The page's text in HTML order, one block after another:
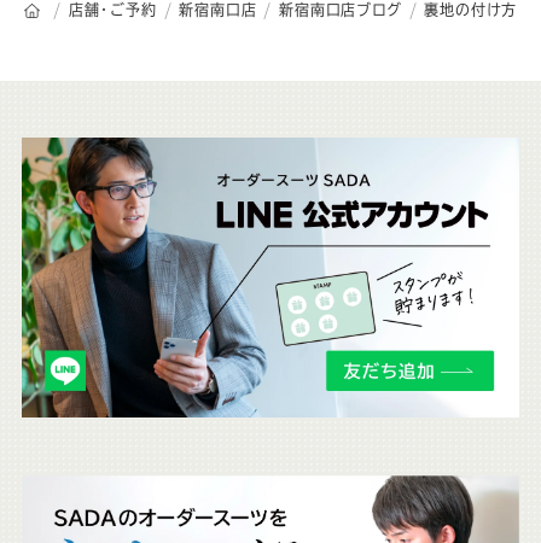
オーダースーツSADAのトップページ
店舗・ご予約 新宿南口店 新宿南口店ブログ 裏地の付け方
こ
ち
ら
も
チ
ェ